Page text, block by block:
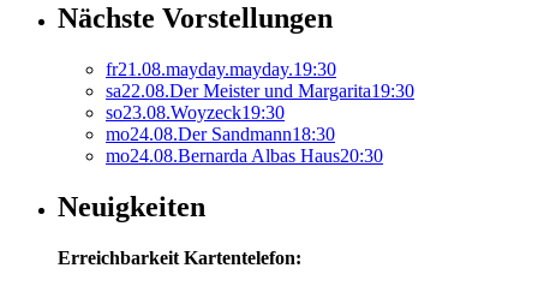
Nächste Vorstellungen
fr21.08.mayday.mayday.19:30
sa22.08.Der Meister und Margarita19:30
so23.08.Woyzeck19:30
mo24.08.Der Sandmann18:30
mo24.08.Bernarda Albas Haus20:30
Neuigkeiten
Erreichbarkeit Kartentelefon: